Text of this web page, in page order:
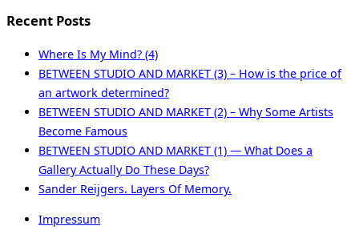
Recent Posts
Where Is My Mind? (4)
BETWEEN STUDIO AND MARKET (3) – How is the price of
an artwork determined?
BETWEEN STUDIO AND MARKET (2) – Why Some Artists
Become Famous
BETWEEN STUDIO AND MARKET (1) — What Does a
Gallery Actually Do These Days?
Sander Reijgers. Layers Of Memory.
Impressum